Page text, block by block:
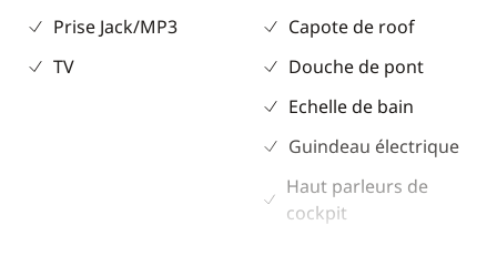
Prise Jack/MP3
TV
Capote de roof
Douche de pont
Echelle de bain
Guindeau électrique
Haut parleurs de
cockpit